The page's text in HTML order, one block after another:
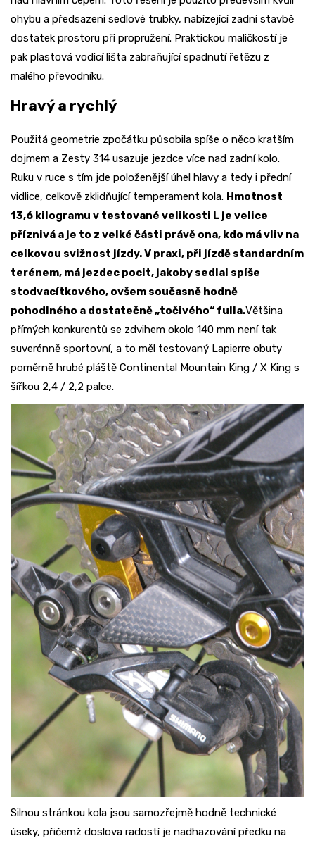
ohybu a předsazení sedlové trubky, nabízející zadní stavbě
dostatek prostoru při propružení. Praktickou maličkostí je
pak plastová vodicí lišta zabraňující spadnutí řetězu z
malého převodníku.
Hravý a rychlý
Použitá geometrie zpočátku působila spíše o něco kratším
dojmem a Zesty 314 usazuje jezdce více nad zadní kolo.
Ruku v ruce s tím jde položenější úhel hlavy a tedy i přední
vidlice, celkově zklidňující temperament kola. Hmotnost
13,6 kilogramu v testované velikosti L je velice
příznivá a je to z velké části právě ona, kdo má vliv na
celkovou svižnost jízdy. V praxi, při jízdě standardním
terénem, má jezdec pocit, jakoby sedlal spíše
stodvacítkového, ovšem současně hodně
pohodlného a dostatečně „točivého“ fulla.Většina
přímých konkurentů se zdvihem okolo 140 mm není tak
suverénně sportovní, a to měl testovaný Lapierre obuty
poměrně hrubé pláště Continental Mountain King / X King s
šířkou 2,4 / 2,2 palce.
Silnou stránkou kola jsou samozřejmě hodně technické
úseky, přičemž doslova radostí je nadhazování předku na